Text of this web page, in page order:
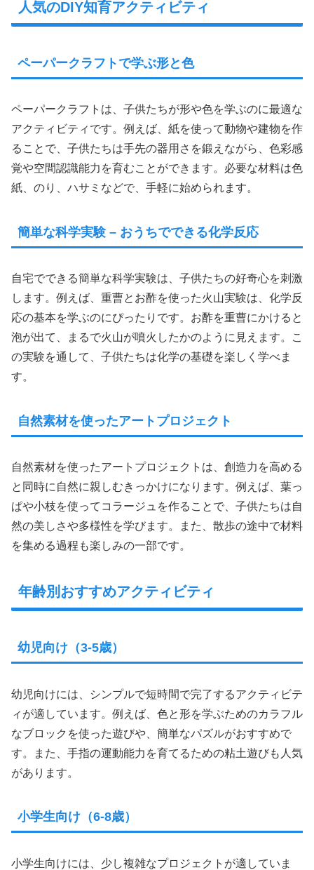
人気のDIY知育アクティビティ
ペーパークラフトで学ぶ形と色
ペーパークラフトは、子供たちが形や色を学ぶのに最適な
アクティビティです。例えば、紙を使って動物や建物を作
ることで、子供たちは手先の器用さを鍛えながら、色彩感
覚や空間認識能力を育むことができます。必要な材料は色
紙、のり、ハサミなどで、手軽に始められます。
簡単な科学実験 – おうちでできる化学反応
自宅でできる簡単な科学実験は、子供たちの好奇心を刺激
します。例えば、重曹とお酢を使った火山実験は、化学反
応の基本を学ぶのにぴったりです。お酢を重曹にかけると
泡が出て、まるで火山が噴火したかのように見えます。こ
の実験を通して、子供たちは化学の基礎を楽しく学べま
す。
自然素材を使ったアートプロジェクト
自然素材を使ったアートプロジェクトは、創造力を高める
と同時に自然に親しむきっかけになります。例えば、葉っ
ぱや小枝を使ってコラージュを作ることで、子供たちは自
然の美しさや多様性を学びます。また、散歩の途中で材料
を集める過程も楽しみの一部です。
年齢別おすすめアクティビティ
幼児向け（3-5歳）
幼児向けには、シンプルで短時間で完了するアクティビテ
ィが適しています。例えば、色と形を学ぶためのカラフル
なブロックを使った遊びや、簡単なパズルがおすすめで
す。また、手指の運動能力を育てるための粘土遊びも人気
があります。
小学生向け（6-8歳）
小学生向けには、少し複雑なプロジェクトが適していま